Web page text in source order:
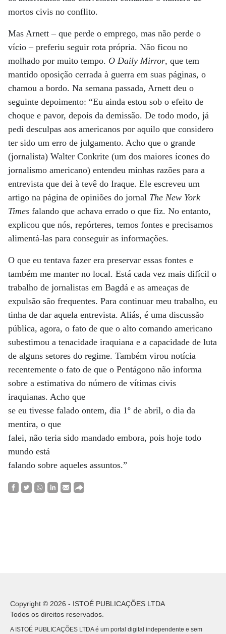
mortos civis no conflito.
Mas Arnett – que perde o emprego, mas não perde o
vício – preferiu seguir rota própria. Não ficou no
molhado por muito tempo. O Daily Mirror, que tem
mantido oposição cerrada à guerra em suas páginas, o
chamou a bordo. Na semana passada, Arnett deu o
seguinte depoimento: “Eu ainda estou sob o efeito de
choque e pavor, depois da demissão. De todo modo, já
pedi desculpas aos americanos por aquilo que considero
ter sido um erro de julgamento. Acho que o grande
(jornalista) Walter Conkrite (um dos maiores ícones do
jornalismo americano) entendeu minhas razões para a
entrevista que dei à tevê do Iraque. Ele escreveu um
artigo na página de opiniões do jornal The New York
Times falando que achava errado o que fiz. No entanto,
explicou que nós, repórteres, temos fontes e precisamos
alimentá-las para conseguir as informações.
O que eu tentava fazer era preservar essas fontes e
também me manter no local. Está cada vez mais difícil o
trabalho de jornalistas em Bagdá e as ameaças de
expulsão são frequentes. Para continuar meu trabalho, eu
tinha de dar aquela entrevista. Aliás, é uma discussão
pública, agora, o fato de que o alto comando americano
subestimou a tenacidade iraquiana e a capacidade de luta
de alguns setores do regime. Também virou notícia
recentemente o fato de que o Pentágono não informa
sobre a estimativa do número de vítimas civis
iraquianas. Acho que
se eu tivesse falado ontem, dia 1º de abril, o dia da
mentira, o que
falei, não teria sido mandado embora, pois hoje todo
mundo está
falando sobre aqueles assuntos.”
Copyright © 2026 - ISTOÉ PUBLICAÇÕES LTDA
Todos os direitos reservados.
A ISTOÉ PUBLICAÇÕES LTDA é um portal digital independente e sem